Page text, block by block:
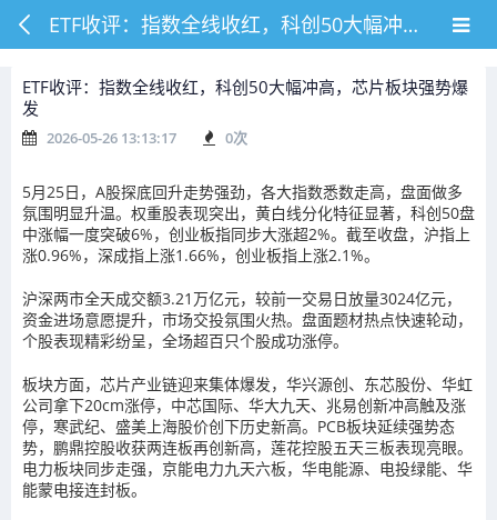
ETF收评：指数全线收红，科创50大幅冲高，芯片板块强势爆发
ETF收评：指数全线收红，科创50大幅冲高，芯片板块强势爆
发
2026-05-26 13:13:17 0次
5月25日，A股探底回升走势强劲，各大指数悉数走高，盘面做多
氛围明显升温。权重股表现突出，黄白线分化特征显著，科创50盘
中涨幅一度突破6%，创业板指同步大涨超2%。截至收盘，沪指上
涨0.96%，深成指上涨1.66%，创业板指上涨2.1%。
沪深两市全天成交额3.21万亿元，较前一交易日放量3024亿元，
资金进场意愿提升，市场交投氛围火热。盘面题材热点快速轮动，
个股表现精彩纷呈，全场超百只个股成功涨停。
板块方面，芯片产业链迎来集体爆发，华兴源创、东芯股份、华虹
公司拿下20cm涨停，中芯国际、华大九天、兆易创新冲高触及涨
停，寒武纪、盛美上海股价创下历史新高。PCB板块延续强势态
势，鹏鼎控股收获两连板再创新高，莲花控股五天三板表现亮眼。
电力板块同步走强，京能电力九天六板，华电能源、电投绿能、华
能蒙电接连封板。